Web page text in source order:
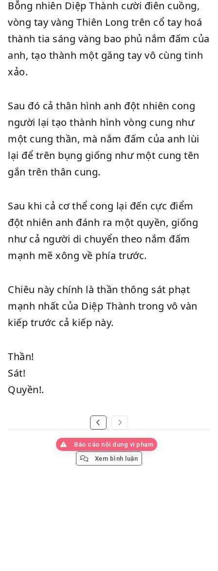
Bỗng nhiên Diệp Thành cười điên cuồng,
vòng tay vàng Thiên Long trên cổ tay hoá
thành tia sáng vàng bao phủ nắm đấm của
anh, tạo thành một găng tay vô cùng tinh
xảo.
Sau đó cả thân hình anh đột nhiên cong
người lại tạo thành hình vòng cung như
một cung thần, mà nắm đấm của anh lùi
lại để trên bụng giống như một cung tên
gắn trên thân cung.
Sau khi cả cơ thể cong lại đến cực điểm
đột nhiên anh đánh ra một quyền, giống
như cả người di chuyển theo nắm đấm
mạnh mẽ xông về phía trước.
Chiêu này chính là thần thông sát phạt
mạnh nhất của Diệp Thành trong vô vàn
kiếp trước cả kiếp này.
Thần!
Sát!
Quyền!.
Báo cáo nội dung vi phạm
Xem bình luận